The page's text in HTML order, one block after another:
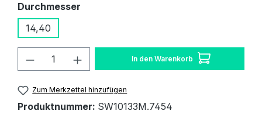
Durchmesser
14,40
Produkt Anzahl: Gib den
In den Warenkorb
Zum Merkzettel hinzufügen
Produktnummer: SW10133M.7454